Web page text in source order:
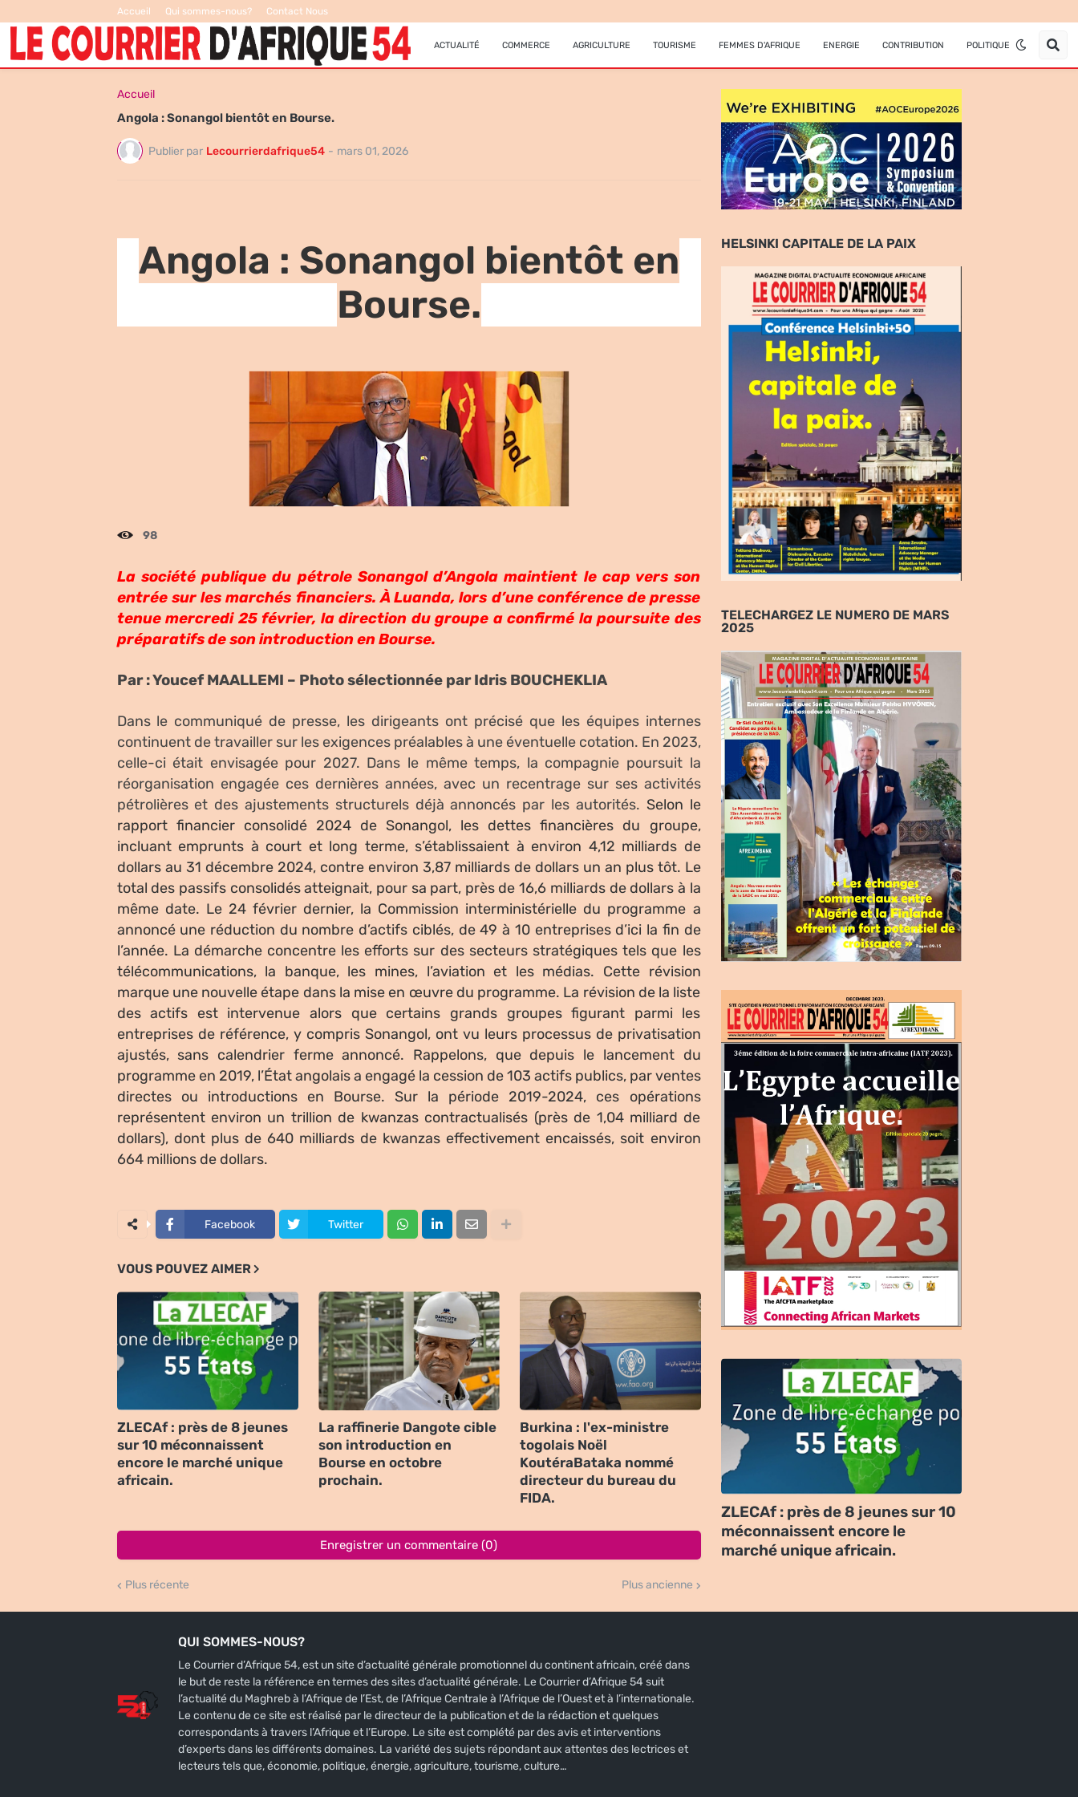
Accueil Qui sommes-nous? Contact Nous
ACTUALITÉ COMMERCE AGRICULTURE TOURISME FEMMES D'AFRIQUE ENERGIE CONTRIBUTION POLITIQUE
Accueil
Angola : Sonangol bientôt en Bourse.
Publier par Lecourrierdafrique54 - mars 01, 2026
Angola : Sonangol bientôt en
Bourse.
98
La société publique du pétrole Sonangol d’Angola maintient le cap vers son
entrée sur les marchés financiers. À Luanda, lors d’une conférence de presse
tenue mercredi 25 février, la direction du groupe a confirmé la poursuite des
préparatifs de son introduction en Bourse.
Par : Youcef MAALLEMI – Photo sélectionnée par Idris BOUCHEKLIA
Dans le communiqué de presse, les dirigeants ont précisé que les équipes internes
continuent de travailler sur les exigences préalables à une éventuelle cotation. En 2023,
celle-ci était envisagée pour 2027. Dans le même temps, la compagnie poursuit la
réorganisation engagée ces dernières années, avec un recentrage sur ses activités
pétrolières et des ajustements structurels déjà annoncés par les autorités. Selon le
rapport financier consolidé 2024 de Sonangol, les dettes financières du groupe,
incluant emprunts à court et long terme, s’établissaient à environ 4,12 milliards de
dollars au 31 décembre 2024, contre environ 3,87 milliards de dollars un an plus tôt. Le
total des passifs consolidés atteignait, pour sa part, près de 16,6 milliards de dollars à la
même date. Le 24 février dernier, la Commission interministérielle du programme a
annoncé une réduction du nombre d’actifs ciblés, de 49 à 10 entreprises d’ici la fin de
l’année. La démarche concentre les efforts sur des secteurs stratégiques tels que les
télécommunications, la banque, les mines, l’aviation et les médias. Cette révision
marque une nouvelle étape dans la mise en œuvre du programme. La révision de la liste
des actifs est intervenue alors que certains grands groupes figurant parmi les
entreprises de référence, y compris Sonangol, ont vu leurs processus de privatisation
ajustés, sans calendrier ferme annoncé. Rappelons, que depuis le lancement du
programme en 2019, l’État angolais a engagé la cession de 103 actifs publics, par ventes
directes ou introductions en Bourse. Sur la période 2019-2024, ces opérations
représentent environ un trillion de kwanzas contractualisés (près de 1,04 milliard de
dollars), dont plus de 640 milliards de kwanzas effectivement encaissés, soit environ
664 millions de dollars.
Facebook Twitter
VOUS POUVEZ AIMER
ZLECAf : près de 8 jeunes
sur 10 méconnaissent
encore le marché unique
africain.
La raffinerie Dangote cible
son introduction en
Bourse en octobre
prochain.
Burkina : l'ex-ministre
togolais Noël
KoutéraBataka nommé
directeur du bureau du
FIDA.
Enregistrer un commentaire (0)
Plus récente Plus ancienne
HELSINKI CAPITALE DE LA PAIX
TELECHARGEZ LE NUMERO DE MARS
2025
ZLECAf : près de 8 jeunes sur 10
méconnaissent encore le
marché unique africain.
QUI SOMMES-NOUS?
Le Courrier d’Afrique 54, est un site d’actualité générale promotionnel du continent africain, créé dans
le but de reste la référence en termes des sites d’actualité générale. Le Courrier d’Afrique 54 suit
l’actualité du Maghreb à l’Afrique de l’Est, de l’Afrique Centrale à l’Afrique de l’Ouest et à l’internationale.
Le contenu de ce site est réalisé par le directeur de la publication et de la rédaction et quelques
correspondants à travers l’Afrique et l’Europe. Le site est complété par des avis et interventions
d’experts dans les différents domaines. La variété des sujets répondant aux attentes des lectrices et
lecteurs tels que, économie, politique, énergie, agriculture, tourisme, culture…